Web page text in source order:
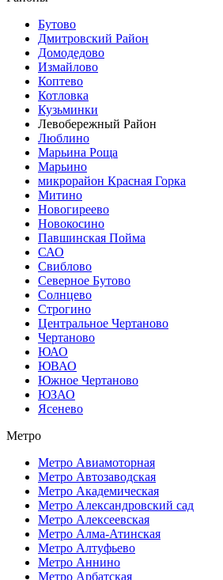
Бутово
Дмитровский Район
Домодедово
Измайлово
Коптево
Котловка
Кузьминки
Левобережный Район
Люблино
Марьина Роща
Марьино
микрорайон Красная Горка
Митино
Новогиреево
Новокосино
Павшинская Пойма
САО
Свиблово
Северное Бутово
Солнцево
Строгино
Центральное Чертаново
Чертаново
ЮАО
ЮВАО
Южное Чертаново
ЮЗАО
Ясенево
Метро
Метро Авиамоторная
Метро Автозаводская
Метро Академическая
Метро Александровский сад
Метро Алексеевская
Метро Алма-Атинская
Метро Алтуфьево
Метро Аннино
Метро Арбатская